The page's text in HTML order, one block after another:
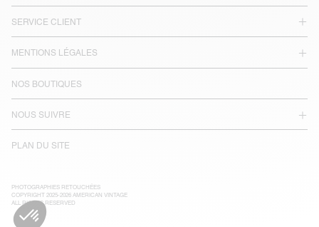
SERVICE CLIENT
MENTIONS LÉGALES
NOS BOUTIQUES
NOUS SUIVRE
PLAN DU SITE
PHOTOGRAPHIES RETOUCHÉES
COPYRIGHT 2025-2026 AMERICAN VINTAGE
ALL RIGHTS RESERVED